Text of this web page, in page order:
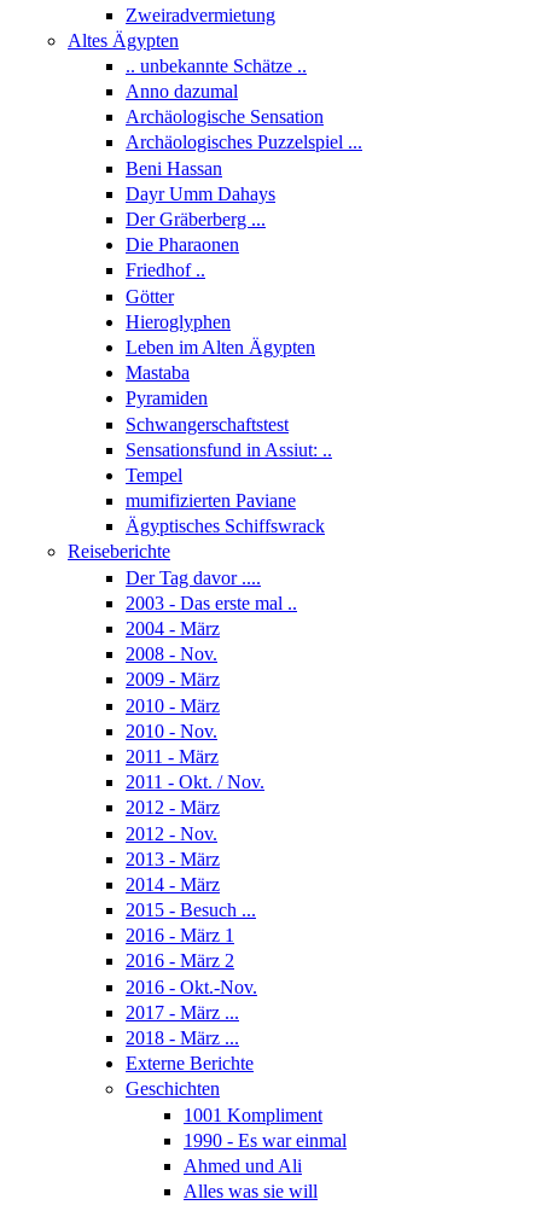
Zweiradvermietung
Altes Ägypten
.. unbekannte Schätze ..
Anno dazumal
Archäologische Sensation
Archäologisches Puzzelspiel ...
Beni Hassan
Dayr Umm Dahays
Der Gräberberg ...
Die Pharaonen
Friedhof ..
Götter
Hieroglyphen
Leben im Alten Ägypten
Mastaba
Pyramiden
Schwangerschaftstest
Sensationsfund in Assiut: ..
Tempel
mumifizierten Paviane
Ägyptisches Schiffswrack
Reiseberichte
Der Tag davor ....
2003 - Das erste mal ..
2004 - März
2008 - Nov.
2009 - März
2010 - März
2010 - Nov.
2011 - März
2011 - Okt. / Nov.
2012 - März
2012 - Nov.
2013 - März
2014 - März
2015 - Besuch ...
2016 - März 1
2016 - März 2
2016 - Okt.-Nov.
2017 - März ...
2018 - März ...
Externe Berichte
Geschichten
1001 Kompliment
1990 - Es war einmal
Ahmed und Ali
Alles was sie will